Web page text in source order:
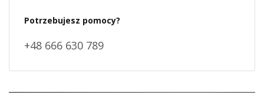
Potrzebujesz pomocy?
+48 666 630 789